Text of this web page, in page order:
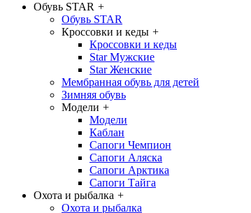
Обувь STAR +
Обувь STAR
Кроссовки и кеды +
Кроссовки и кеды
Star Мужские
Star Женские
Мембранная обувь для детей
Зимняя обувь
Модели +
Модели
Каблан
Сапоги Чемпион
Сапоги Аляска
Сапоги Арктика
Сапоги Тайга
Охота и рыбалка +
Охота и рыбалка